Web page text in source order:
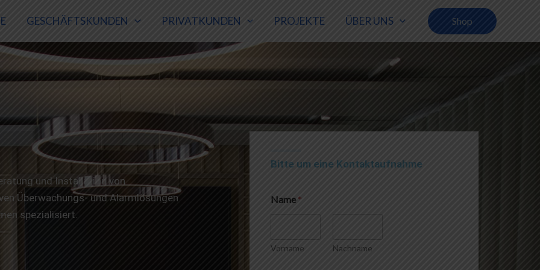
GESCHÄFTSKUNDEN PRIVATKUNDEN PROJEKTE ÜBER UNS Shop
und Installation von
Überwachungs- und Alarmlösungen
spezialisiert.
Bitte um eine Kontaktaufnahme
Name *
Vorname Nachname